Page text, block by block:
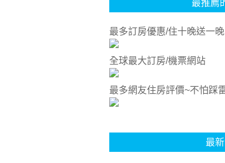
最多訂房優惠/住十晚送一晚
全球最大訂房/機票網站
最多網友住房評價~不怕踩
最